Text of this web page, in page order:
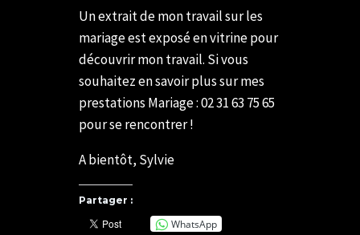
Un extrait de mon travail sur les
mariage est exposé en vitrine pour
découvrir mon travail. Si vous
souhaitez en savoir plus sur mes
prestations Mariage : 02 31 63 75 65
pour se rencontrer !
A bientôt, Sylvie
Partager :
WhatsApp